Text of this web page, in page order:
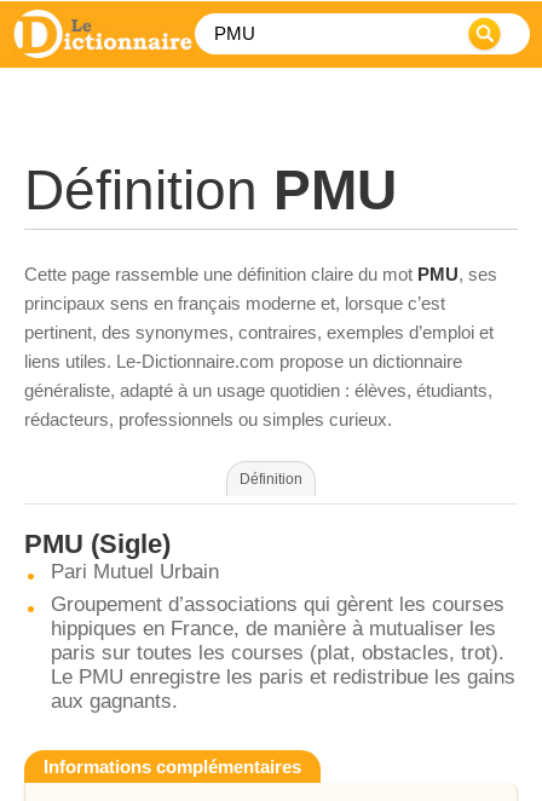
Définition PMU
Cette page rassemble une définition claire du mot PMU, ses
principaux sens en français moderne et, lorsque c’est
pertinent, des synonymes, contraires, exemples d’emploi et
liens utiles. Le-Dictionnaire.com propose un dictionnaire
généraliste, adapté à un usage quotidien : élèves, étudiants,
rédacteurs, professionnels ou simples curieux.
Définition
PMU (Sigle)
Pari Mutuel Urbain
Groupement d’associations qui gèrent les courses
hippiques en France, de manière à mutualiser les
paris sur toutes les courses (plat, obstacles, trot).
Le PMU enregistre les paris et redistribue les gains
aux gagnants.
Informations complémentaires